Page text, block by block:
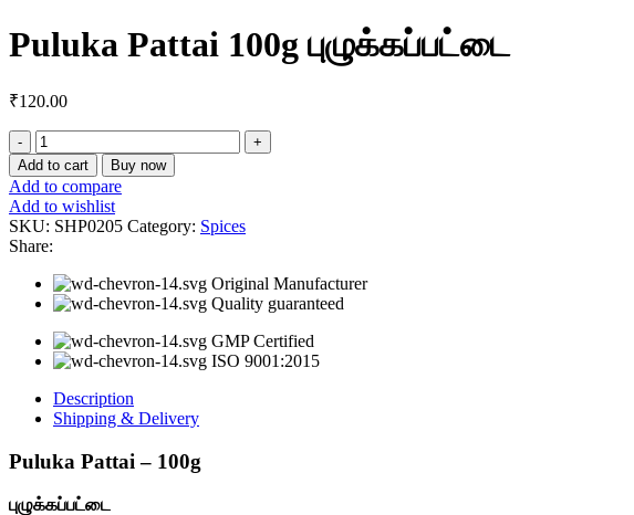
Puluka Pattai 100g புழுக்கப்பட்டை
₹120.00
Puluka
Pattai
100g
புழுக்கப்பட்டை
quantity
Add to cart Buy now
Add to compare
Add to wishlist
SKU: SHP0205 Category: Spices
Share:
Original Manufacturer
Quality guaranteed
GMP Certified
ISO 9001:2015
Description
Shipping & Delivery
Puluka Pattai – 100g
புழுக்கப்பட்டை